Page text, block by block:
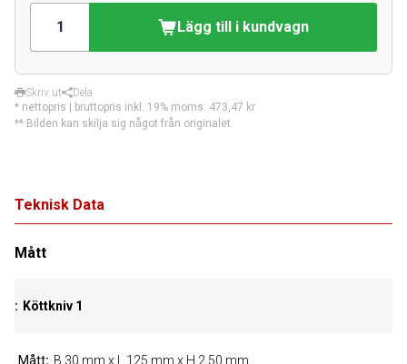
Lägg till i kundvagn
Skriv ut
Dela
* nettopris | bruttopris inkl. 19% moms: 473,47 kr
** Bilden kan skilja sig något från originalet.
Teknisk Data
Mått
Köttkniv 1
Mått B 30 mm x L 125 mm x H 2,50 mm